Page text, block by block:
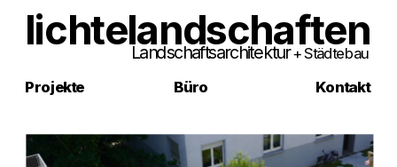
lichtelandschaften
Landschaftsarchitektur + Städtebau
Projekte
Büro Kontakt